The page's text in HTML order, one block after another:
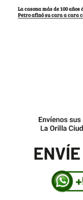
La casona más de 100
Petro afinó su cara a cara